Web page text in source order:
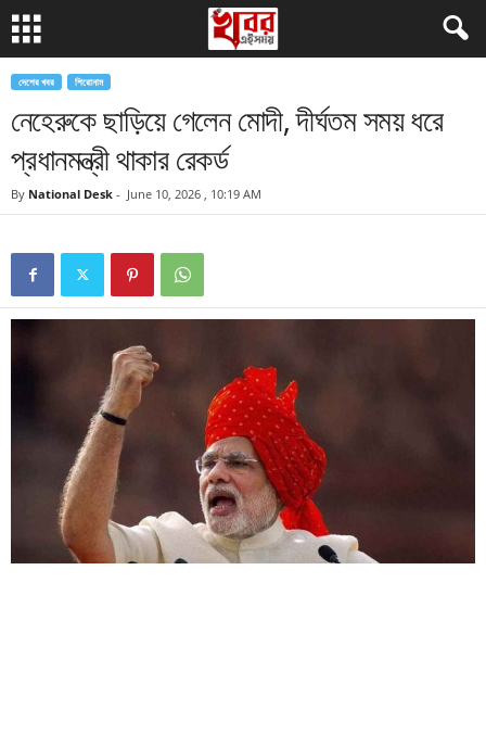
দেশের খবর শিরোনাম
নেহেরুকে ছাড়িয়ে গেলেন মোদী, দীর্ঘতম সময় ধরে
প্রধানমন্ত্রী থাকার রেকর্ড
By National Desk - June 10, 2026 , 10:19 AM